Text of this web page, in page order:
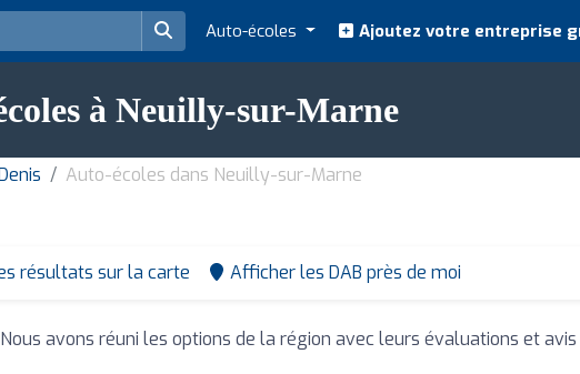
Auto-écoles Ajoutez votre entreprise
à Neuilly-sur-Marne
Auto-écoles dans Neuilly-sur-Marne
résultats sur la carte Afficher les DAB près de moi
avons réuni les options de la région avec leurs évaluations et